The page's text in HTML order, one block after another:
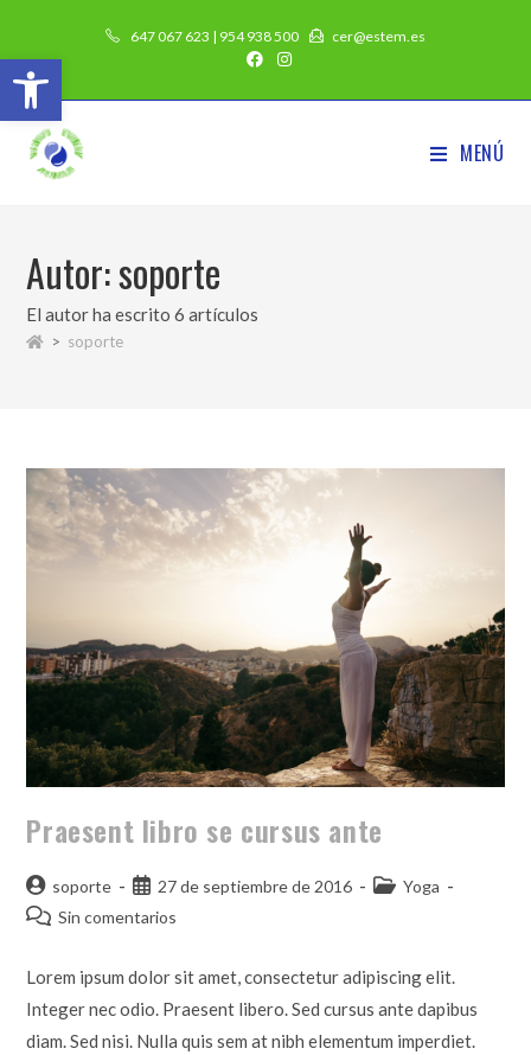
647 067 623 | 954 938 500 cer@estem.es
MENÚ
Autor:soporte
El autor ha escrito 6 artículos
> soporte
Praesent libro se cursus ante
soporte 27 de septiembre de 2016
Yoga
Sin comentarios
Lorem ipsum dolor sit amet, consectetur adipiscing elit.
Integer nec odio. Praesent libero. Sed cursus ante dapibus
diam. Sed nisi. Nulla quis sem at nibh elementum imperdiet.
Abrir barra de herramientas